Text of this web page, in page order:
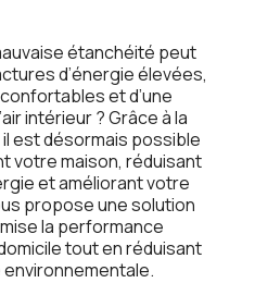
étanchéité peut
d’énergie élevées,
et d’une
intérieur ? Grâce à la
est désormais possible
votre maison, réduisant
et améliorant votre
propose une solution
la performance
tout en réduisant